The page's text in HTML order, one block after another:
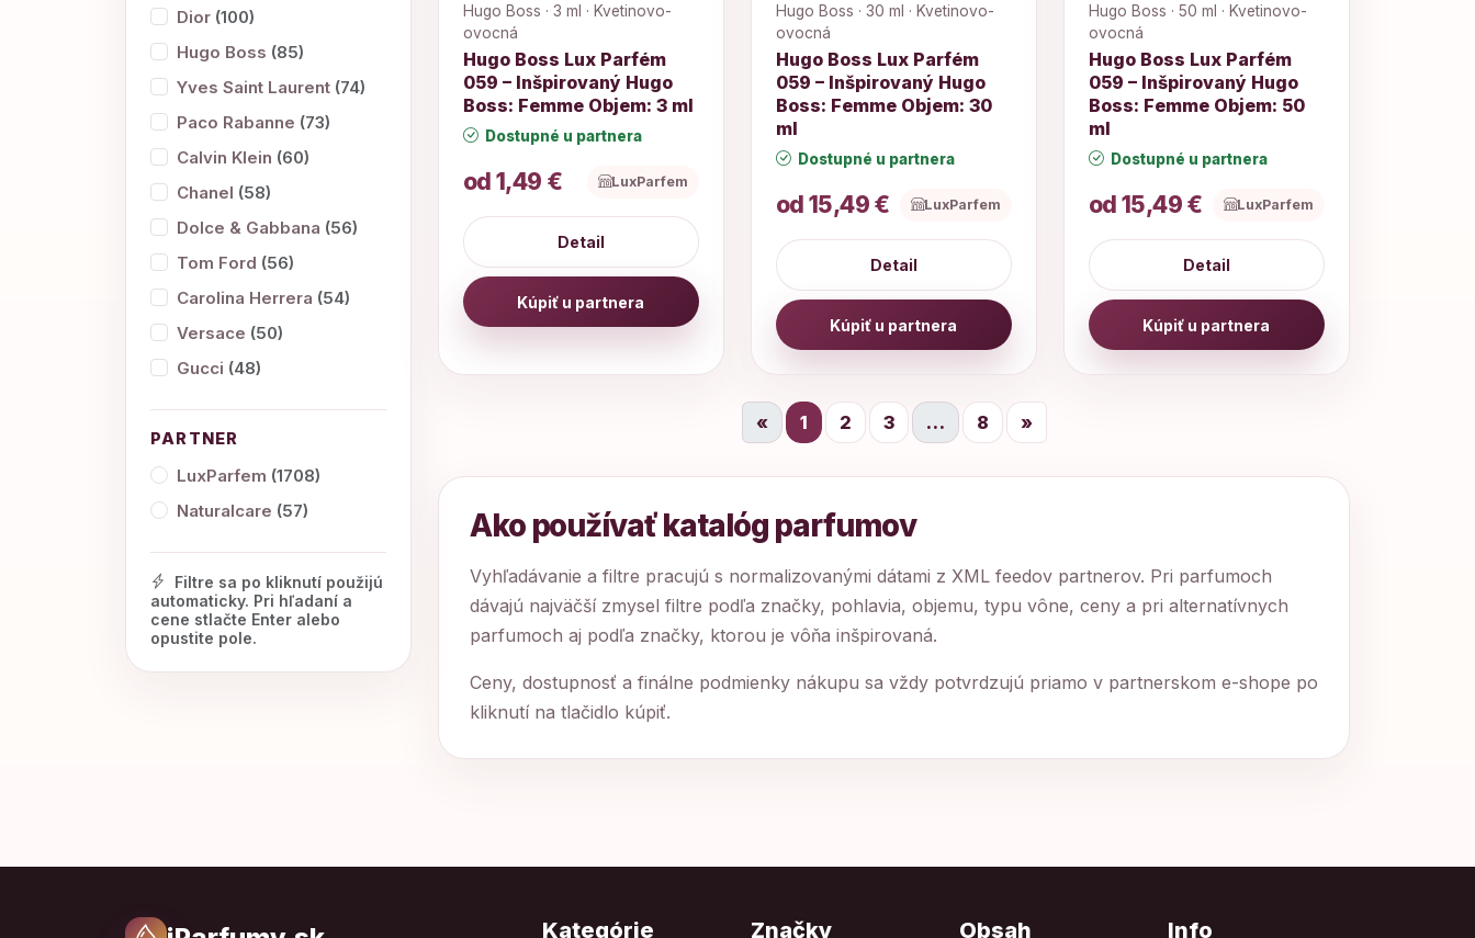
Dior (100)
Hugo Boss (85)
Yves Saint Laurent (74)
Paco Rabanne (73)
Calvin Klein (60)
Chanel (58)
Dolce & Gabbana (56)
Tom Ford (56)
Carolina Herrera (54)
Versace (50)
Gucci (48)
PARTNER
LuxParfem (1708)
Naturalcare (57)
Filtre sa po kliknutí použijú
automaticky. Pri hľadaní a
cene stlačte Enter alebo
opustite pole.
Hugo Boss · 3 ml · Kvetinovo-
ovocná
Hugo Boss Lux Parfém
059 – Inšpirovaný Hugo
Boss: Femme Objem: 3 ml
Dostupné u partnera
od 1,49 € LuxParfem
Detail
Kúpiť u partnera
Hugo Boss · 30 ml · Kvetinovo-
ovocná
Hugo Boss Lux Parfém
059 – Inšpirovaný Hugo
Boss: Femme Objem: 30
ml
Dostupné u partnera
od 15,49 € LuxParfem
Detail
Kúpiť u partnera
Hugo Boss · 50 ml · Kvetinovo-
ovocná
Hugo Boss Lux Parfém
059 – Inšpirovaný Hugo
Boss: Femme Objem: 50
ml
Dostupné u partnera
od 15,49 € LuxParfem
Detail
Kúpiť u partnera
« 1 2 3 … 8 »
Ako používať katalóg parfumov
Vyhľadávanie a filtre pracujú s normalizovanými dátami z XML feedov partnerov. Pri parfumoch
dávajú najväčší zmysel filtre podľa značky, pohlavia, objemu, typu vône, ceny a pri alternatívnych
parfumoch aj podľa značky, ktorou je vôňa inšpirovaná.
Ceny, dostupnosť a finálne podmienky nákupu sa vždy potvrdzujú priamo v partnerskom e-shope po
kliknutí na tlačidlo kúpiť.
Kategórie Značky Obsah Info